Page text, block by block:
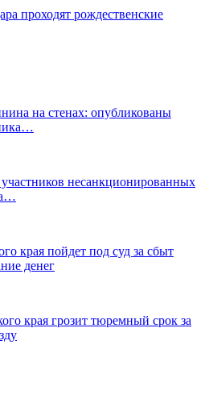
проходят рождественские
на стенах: опубликованы
несанкционированных
края пойдет под суд за сбыт
денег
края грозит тюремный срок за